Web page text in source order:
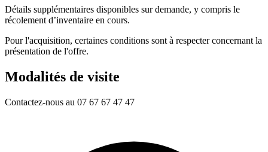
Détails supplémentaires disponibles sur demande, y compris le
récolement d’inventaire en cours.
Pour l'acquisition, certaines conditions sont à respecter concernant la
présentation de l'offre.
Modalités de visite
Contactez-nous au 07 67 67 47 47